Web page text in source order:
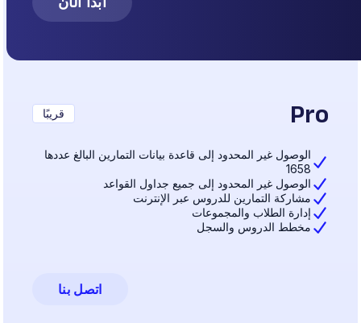
Pro قريبًا
الوصول غير المحدود إلى قاعدة بيانات التمارين البالغ عددها
1658
الوصول غير المحدود إلى جميع جداول القواعد
مشاركة التمارين للدروس عبر الإنترنت
إدارة الطلاب والمجموعات
مخطط الدروس والسجل
اتصل بنا